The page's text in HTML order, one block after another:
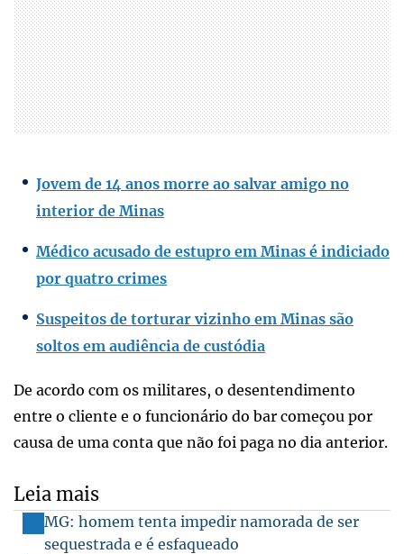
Jovem de 14 anos morre ao salvar amigo no
interior de Minas
Médico acusado de estupro em Minas é indiciado
por quatro crimes
Suspeitos de torturar vizinho em Minas são
soltos em audiência de custódia
De acordo com os militares, o desentendimento
entre o cliente e o funcionário do bar começou por
causa de uma conta que não foi paga no dia anterior.
Leia mais
MG: homem tenta impedir namorada de ser
sequestrada e é esfaqueado